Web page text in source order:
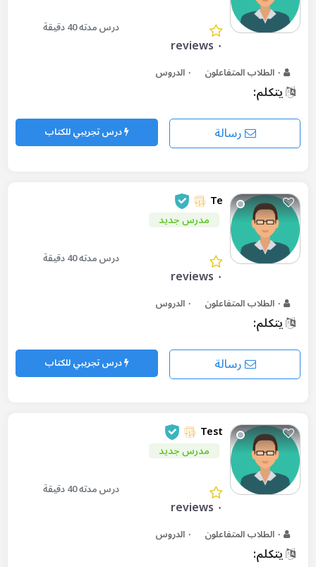
٠ reviews
درس مدته 40 دقيقة
٠ الدروس
يتكلم:
درس تجريبي للكتاب رسالة
Te
مدرس جديد
٠ reviews
درس مدته 40 دقيقة
٠ الدروس
يتكلم:
درس تجريبي للكتاب رسالة
Test
مدرس جديد
٠ reviews
درس مدته 40 دقيقة
٠ الدروس
يتكلم: